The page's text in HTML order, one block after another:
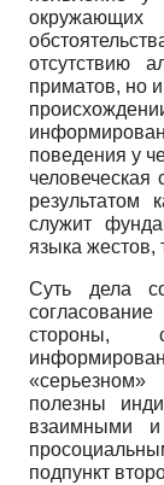
отсутствию
приматов, но
поведения у
человеческая
результатом
служит
языка жестов,
Суть дела
стороны,
полезны
взаимными и
подпункт